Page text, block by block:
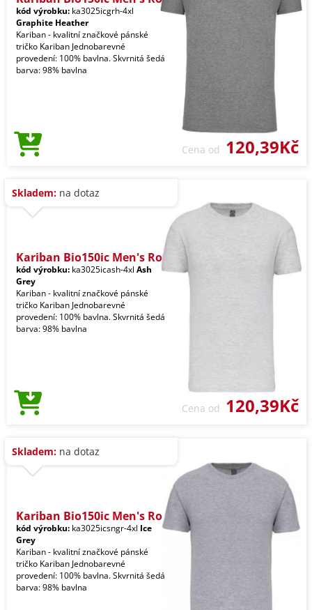
kód výrobku: ka3025icgrh-4xl
Graphite Heather
Kariban - kvalitní značkové pánské
tričko Kariban Jednobarevné
provedení: 100% bavlna. Skvrnitá šedá
barva: 98% bavlna
Cena od 120,39Kč
Skladem: na dotaz
Kariban Bio150ic Men's Ro
kód výrobku: ka3025icash-4xl Ash
Grey
Kariban - kvalitní značkové pánské
tričko Kariban Jednobarevné
provedení: 100% bavlna. Skvrnitá šedá
barva: 98% bavlna
Cena od 120,39Kč
Skladem: na dotaz
Kariban Bio150ic Men's Ro
kód výrobku: ka3025icsngr-4xl Ice
Grey
Kariban - kvalitní značkové pánské
tričko Kariban Jednobarevné
provedení: 100% bavlna. Skvrnitá šedá
barva: 98% bavlna